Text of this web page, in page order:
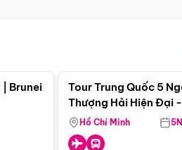
| Brunei
Tour Trung Quốc 5
Thượng Hải Hiện Đại -
Nên Thơ - Ô Trấn Cổ
Hồ Chí Minh